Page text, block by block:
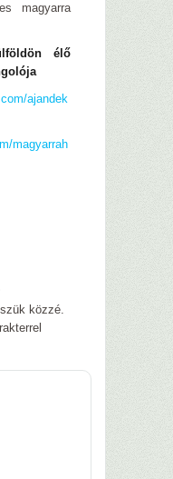
magyarra
élő
ajandek
magyarrah
közzé.